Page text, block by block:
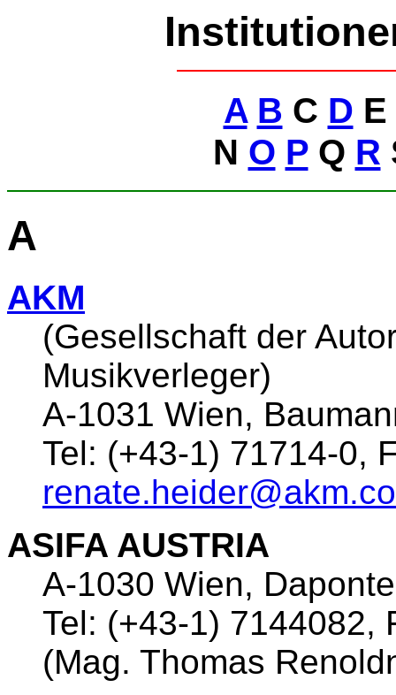
A B C D E
N O P Q R
A
AKM
(Gesellschaft der
Musikverleger)
A-1031 Wien,
Tel: (+43-1) 71714-0,
ASIFA AUSTRIA
A-1030 Wien,
Tel: (+43-1) 7144082,
(Mag. Thomas